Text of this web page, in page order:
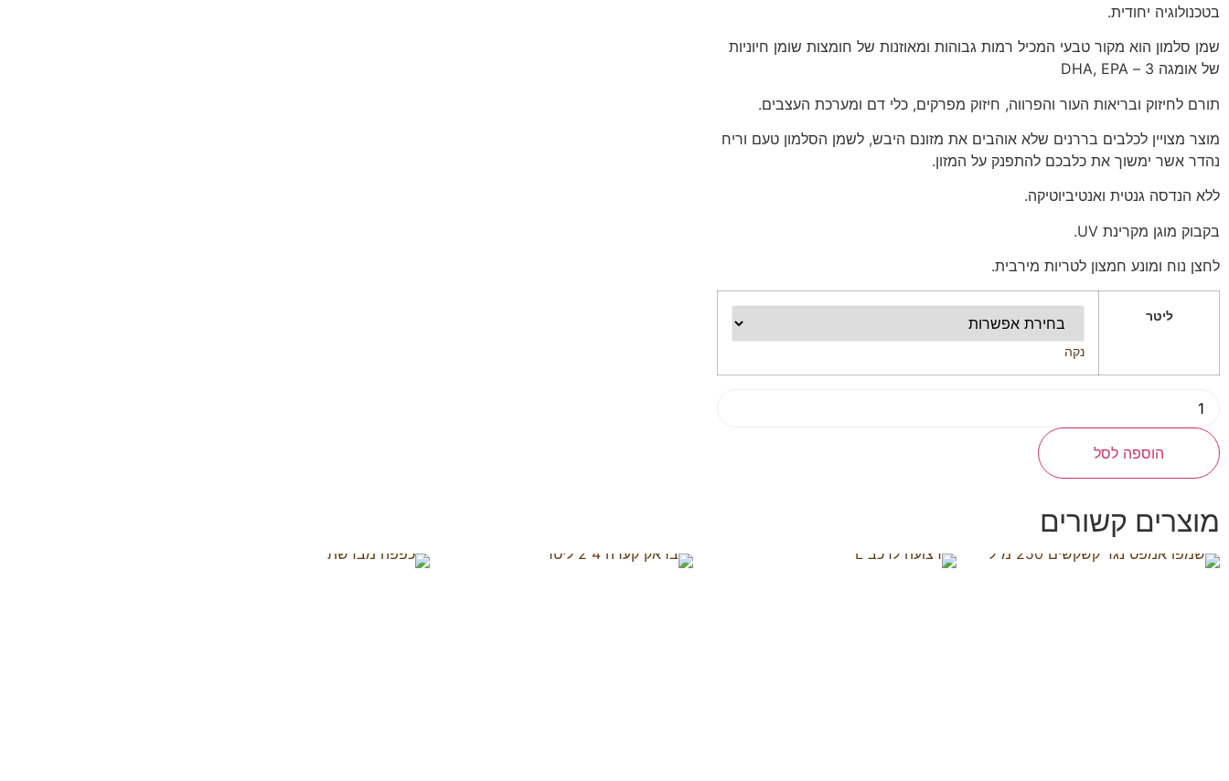
בטכנולוגיה יחודית.
שמן סלמון הוא מקור טבעי המכיל רמות גבוהות ומאוזנות של חומצות שומן חיוניות
של אומגה 3 – DHA, EPA
תורם לחיזוק ובריאות העור והפרווה, חיזוק מפרקים, כלי דם ומערכת העצבים.
מוצר מצויין לכלבים בררנים שלא אוהבים את מזונם היבש, לשמן הסלמון טעם וריח
נהדר אשר ימשוך את כלבכם להתפנק על המזון.
ללא הנדסה גנטית ואנטיביוטיקה.
בקבוק מוגן מקרינת UV.
לחצן נוח ומונע חמצון לטריות מירבית.
ליטר
נקה
הוספה לסל
מוצרים קשורים